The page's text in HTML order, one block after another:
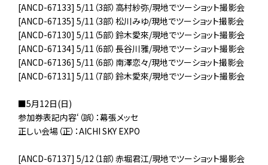
[ANCD-67133] 5/11（3部）高村紗弥/現地でツーショット撮影会
[ANCD-67135] 5/11（3部）松川みゆ/現地でツーショット撮影会
[ANCD-67130] 5/11（5部）鈴木愛來/現地でツーショット撮影会
[ANCD-67134] 5/11（6部）長谷川雅/現地でツーショット撮影会
[ANCD-67136] 5/11（6部）南澤恋々/現地でツーショット撮影会
[ANCD-67131] 5/11（7部）鈴木愛來/現地でツーショット撮影会
■5月12日(日)
参加券表記内容‘（誤）：幕張メッセ
正しい会場（正）：AICHI SKY EXPO
[ANCD-67137] 5/12（1部）赤堀君江/現地でツーショット撮影会